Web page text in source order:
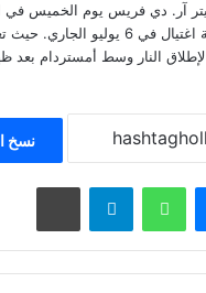
آر. دي فريس يوم الخميس في
بجروح أصيب بها في محاولة اغتيال في 6
النار وسط أمستردام بعد
نسخ
ماسنجر واتساب تيلقرام مشاركة عبر البريد